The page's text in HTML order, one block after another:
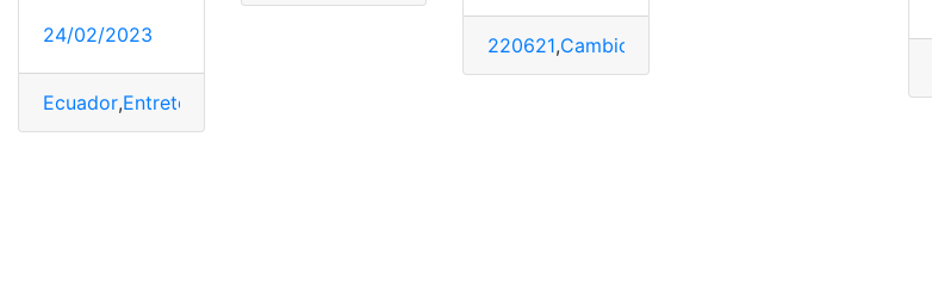
24/02/2023
Ecuador,Entretenimiento
220621,Cambios